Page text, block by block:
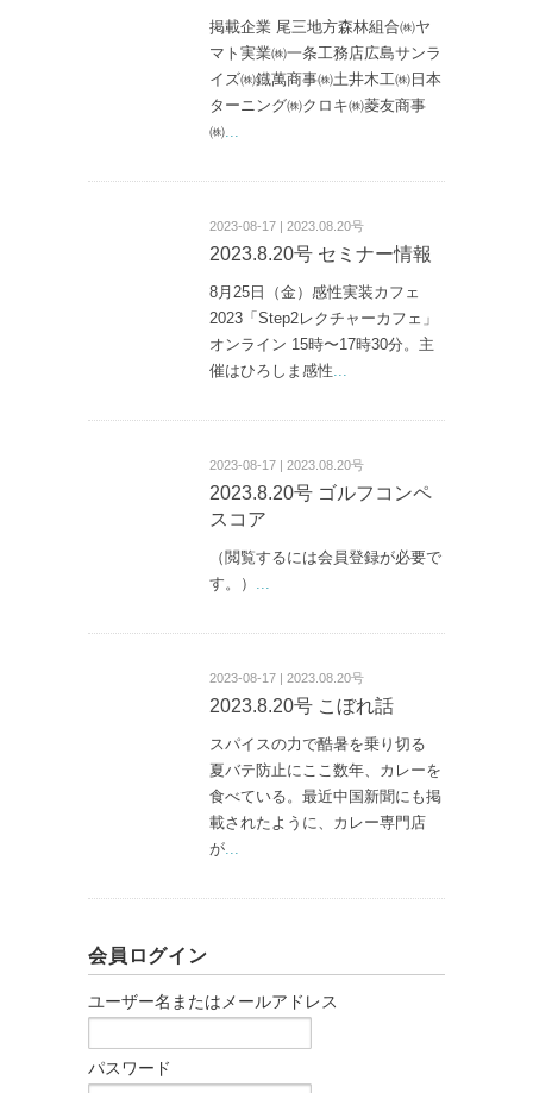
掲載企業 尾三地方森林組合㈱ヤ
マト実業㈱一条工務店広島サンラ
イズ㈱鐡萬商事㈱土井木工㈱日本
ターニング㈱クロキ㈱菱友商事
㈱
2023-08-17 | 2023.08.20号
2023.8.20号 セミナー情報
8月25日（金）感性実装カフェ
2023「Step2レクチャーカフェ」
オンライン 15時〜17時30分。主
催はひろしま感性
2023-08-17 | 2023.08.20号
2023.8.20号 ゴルフコンペ
スコア
（閲覧するには会員登録が必要で
す。）
2023-08-17 | 2023.08.20号
2023.8.20号 こぼれ話
スパイスの力で酷暑を乗り切る
夏バテ防止にここ数年、カレーを
食べている。最近中国新聞にも掲
載されたように、カレー専門店
が
会員ログイン
ユーザー名またはメールアドレス
パスワード